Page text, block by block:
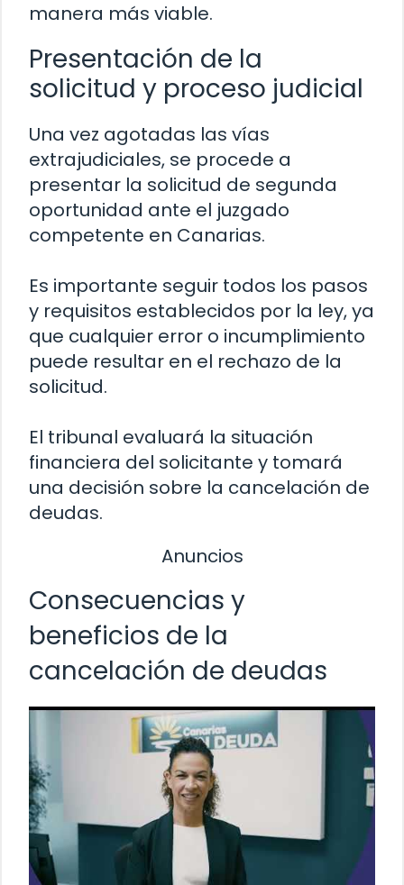
manera más viable.
Presentación de la
solicitud y proceso judicial
Una vez agotadas las vías
extrajudiciales, se procede a
presentar la solicitud de segunda
oportunidad ante el juzgado
competente en Canarias.
Es importante seguir todos los pasos
y requisitos establecidos por la ley, ya
que cualquier error o incumplimiento
puede resultar en el rechazo de la
solicitud.
El tribunal evaluará la situación
financiera del solicitante y tomará
una decisión sobre la cancelación de
deudas.
Anuncios
Consecuencias y
beneficios de la
cancelación de deudas